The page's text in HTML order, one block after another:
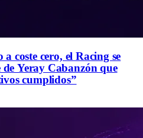
coste cero, el Racing se
Yeray Cabanzón que
cumplidos”